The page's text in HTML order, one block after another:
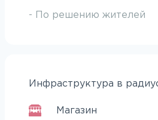
- По решению жителей
Инфраструктура в
Магазин